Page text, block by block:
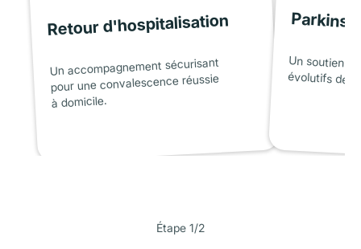
Retour d'hospitalisation
Un accompagnement sécurisant
pour une convalescence réussie
à domicile.
Un soutien
évolutifs de
Étape 1/2